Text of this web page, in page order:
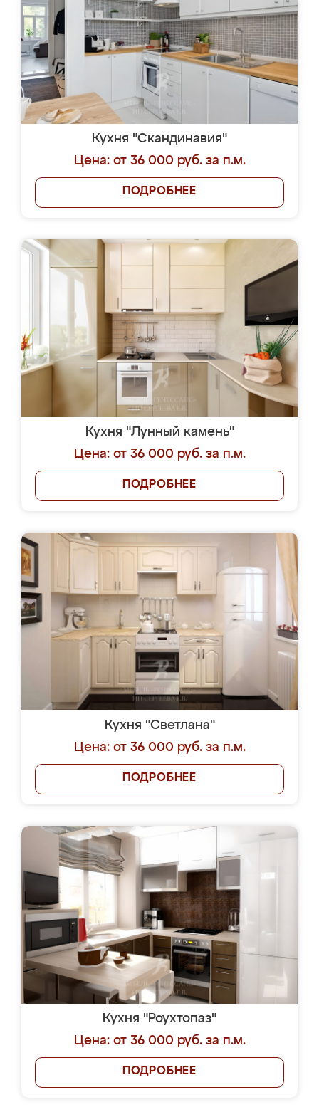
Кухня "Скандинавия"
Цена: от 36 000 руб. за п.м.
ПОДРОБНЕЕ
Кухня "Лунный камень"
Цена: от 36 000 руб. за п.м.
ПОДРОБНЕЕ
Кухня "Светлана"
Цена: от 36 000 руб. за п.м.
ПОДРОБНЕЕ
Кухня "Роухтопаз"
Цена: от 36 000 руб. за п.м.
ПОДРОБНЕЕ